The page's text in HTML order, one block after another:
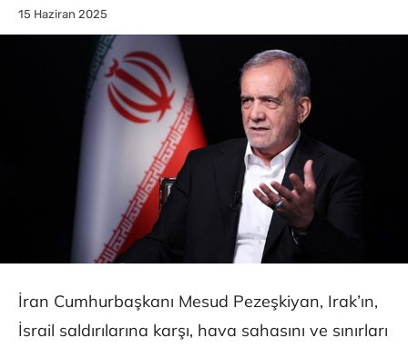
15 Haziran 2025
İran Cumhurbaşkanı Mesud Pezeşkiyan, Irak’ın,
İsrail saldırılarına karşı, hava sahasını ve sınırları